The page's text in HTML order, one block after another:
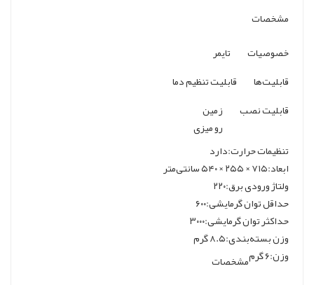
مشخصات
خصوصیات
تایمر
قابلیت‌ها
قابلیت تنظیم دما
قابلیت نصب
زمین
رو میزی
تنظیمات حرارت:دارد
ابعاد:۷۱۵ × ۲۵۵ × ۵۴۰ سانتی‌متر
ولتاژ ورودی برق:۲۲۰
حداقل توان گرمایشی:۶۰۰
حداکثر توان گرمایشی:۳۰۰۰
وزن بسته‌بندی:۸.۵ گرم
وزن:۶ گرم
مشخصات